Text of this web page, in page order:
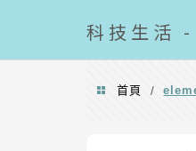
科技 生活
首頁 /